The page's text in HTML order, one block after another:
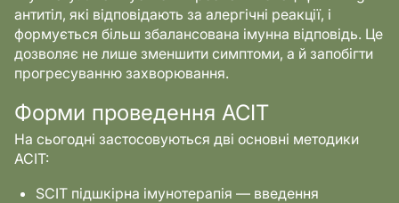
антитіл, які відповідають за алергічні реакції, і
формується більш збалансована імунна відповідь. Це
дозволяє не лише зменшити симптоми, а й запобігти
прогресуванню захворювання.
Форми проведення АСІТ
На сьогодні застосовуються дві основні методики
АСІТ:
SCIT підшкірна імунотерапія — введення